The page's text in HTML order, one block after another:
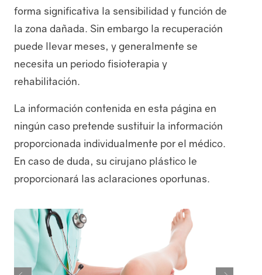
Contacto
Aviso y políticas
forma significativa la sensibilidad y función de
la zona dañada. Sin embargo la recuperación
puede llevar meses, y generalmente se
necesita un periodo fisioterapia y
rehabilitación.
La información contenida en esta página en
ningún caso pretende sustituir la información
proporcionada individualmente por el médico.
En caso de duda, su cirujano plástico le
proporcionará las aclaraciones oportunas.